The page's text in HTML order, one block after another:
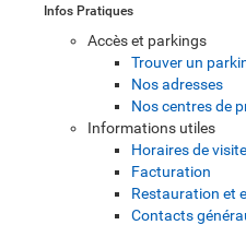
Infos Pratiques
Accès et parkings
Trouver un
Nos adresses
Nos centres de
Informations utiles
Horaires de visite
Facturation
Restauration et
Contacts